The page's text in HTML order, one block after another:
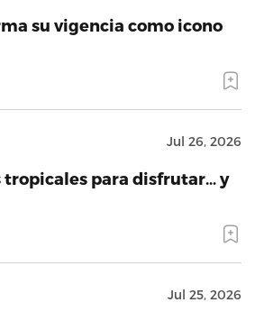
su vigencia como icono
Jul 26, 2026
tropicales para disfrutar… y
Jul 25, 2026